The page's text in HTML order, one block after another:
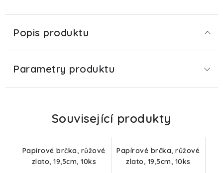
Popis produktu
Parametry produktu
Související produkty
Papírové brčka, růžové
zlato, 19,5cm, 10ks
Papírové brčka, růžové
zlato, 19,5cm, 10ks